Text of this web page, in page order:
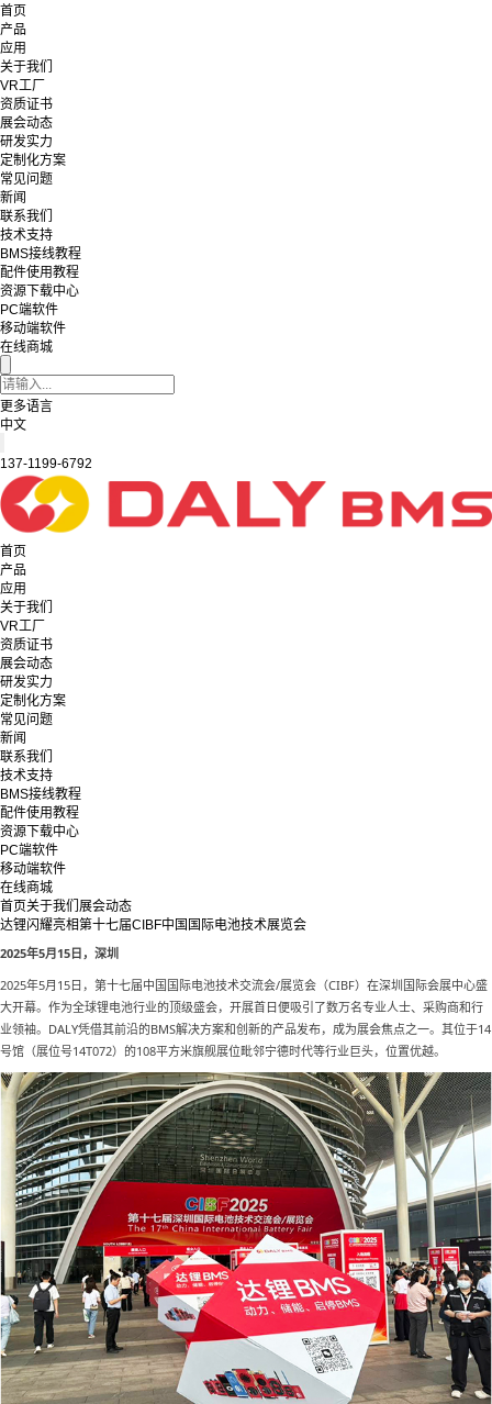
首页
产品
应用
关于我们
VR工厂
资质证书
展会动态
研发实力
定制化方案
常见问题
新闻
联系我们
技术支持
BMS接线教程
配件使用教程
资源下载中心
PC端软件
移动端软件
在线商城
更多语言
中文
137-1199-6792
首页
产品
应用
关于我们
VR工厂
资质证书
展会动态
研发实力
定制化方案
常见问题
新闻
联系我们
技术支持
BMS接线教程
配件使用教程
资源下载中心
PC端软件
移动端软件
在线商城
首页关于我们 展会动态
达锂闪耀亮相第十七届CIBF中国国际电池技术展览会
2025年5月15日，深圳
2025年5月15日，第十七届中国国际电池技术交流会/展览会（CIBF）在深圳国际会展中心盛
大开幕。作为全球锂电池行业的顶级盛会，开展首日便吸引了数万名专业人士、采购商和行
业领袖。DALY凭借其前沿的BMS解决方案和创新的产品发布，成为展会焦点之一。其位于14
号馆（展位号14T072）的108平方米旗舰展位毗邻宁德时代等行业巨头，位置优越。